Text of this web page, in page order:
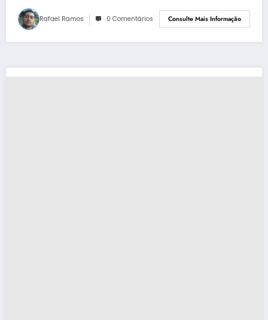
Rafael Ramos 0 Comentários Consulte Mais Informação